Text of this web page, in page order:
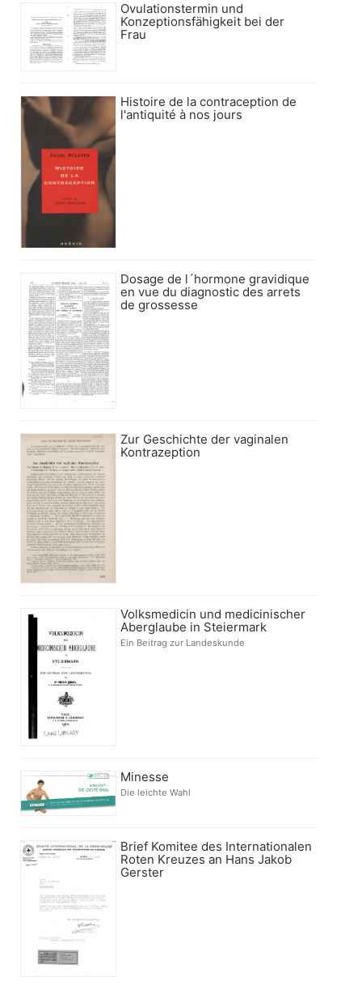
Ovulationstermin und
Konzeptionsfähigkeit bei der
Frau
Histoire de la contraception de
l'antiquité à nos jours
Dosage de l´hormone gravidique
en vue du diagnostic des arrets
de grossesse
Zur Geschichte der vaginalen
Kontrazeption
Volksmedicin und medicinischer
Aberglaube in Steiermark
Ein Beitrag zur Landeskunde
Minesse
Die leichte Wahl
Brief Komitee des Internationalen
Roten Kreuzes an Hans Jakob
Gerster